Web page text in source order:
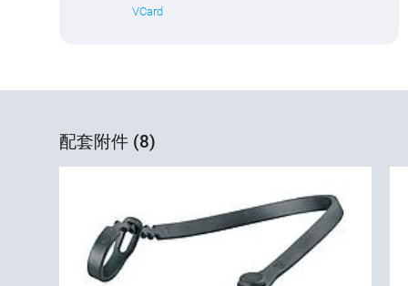
VCard
配套附件 (8)